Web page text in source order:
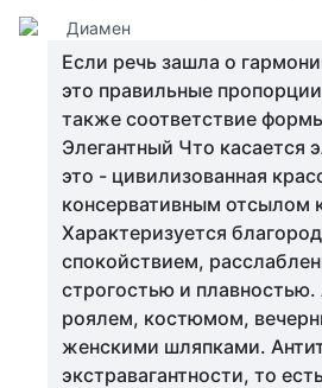
Диамен
Если речь зашла о
это правильные
также соответствие
Элегантный Что касается
это - цивилизованная
консервативным отсылом
Характеризуется
спокойствием,
строгостью и
роялем, костюмом,
женскими шляпками.
экстравагантности, то